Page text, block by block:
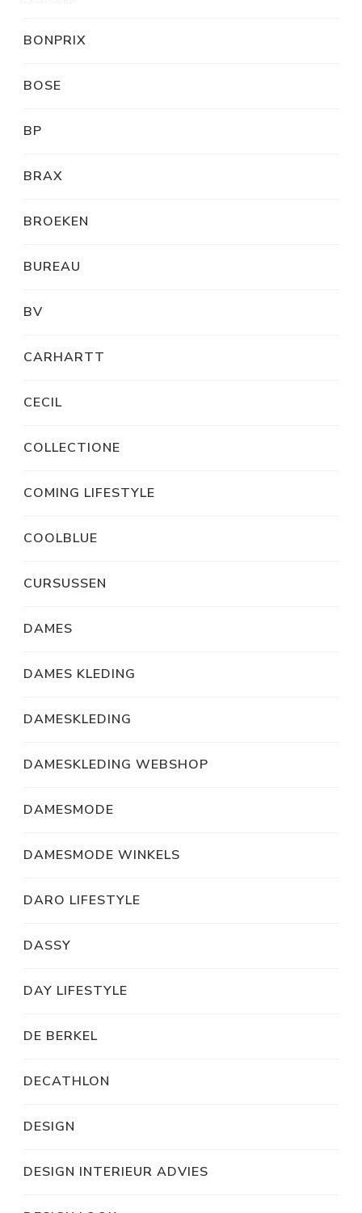
BONPRIX
BOSE
BP
BRAX
BROEKEN
BUREAU
BV
CARHARTT
CECIL
COLLECTIONE
COMING LIFESTYLE
COOLBLUE
CURSUSSEN
DAMES
DAMES KLEDING
DAMESKLEDING
DAMESKLEDING WEBSHOP
DAMESMODE
DAMESMODE WINKELS
DARO LIFESTYLE
DASSY
DAY LIFESTYLE
DE BERKEL
DECATHLON
DESIGN
DESIGN INTERIEUR ADVIES